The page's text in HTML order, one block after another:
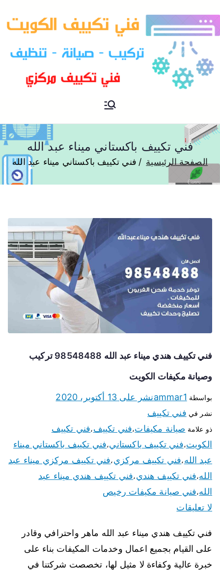
فني تكييف مركزي الكويت
فني تكييف باكستاني ميناء عبد الله
الصفحة الرئيسية فني تكييف باكستاني ميناء عبد الله
فني تكييف هندي ميناء عبد الله 98548488 تركيب
وصيانة مكيفات الكويت
بواسطة ammar1نشر على 13 أكتوبر، 2020
نشر في فني تكييف
ذو علامة صيانة مكيفات،فني تكييف،فني تكييف
الكويت،فني تكييف باكستاني،فني تكييف باكستاني ميناء
عبد الله،فني تكييف مركزي،فني تكييف مركزي ميناء عبد
الله،فني تكييف هندي،فني تكييف هندي ميناء عبد
الله،فني صيانة مكيفات رخيص
لا تعليقات
فني تكييف هندي ميناء عبد الله ماهر واحترافي وقادر
على القيام بجميع اعمال وخدمات المكيفات بناء على
خبرة عالية وكفاءة لا مثيل لها، تخصصت شركتنا في